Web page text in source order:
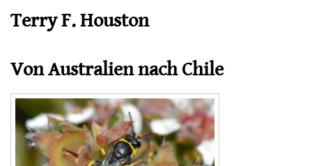
Terry F. Houston
Von Australien nach Chile